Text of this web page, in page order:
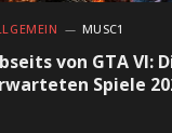
MUSC1
von GTA VI:
Spiele